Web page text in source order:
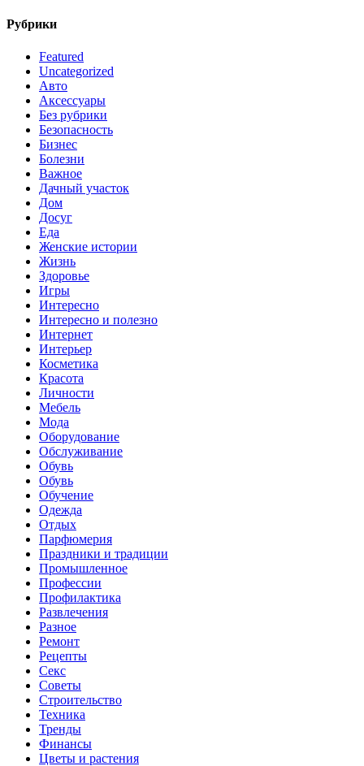
Рубрики
Featured
Uncategorized
Авто
Аксессуары
Без рубрики
Безопасность
Бизнес
Болезни
Важное
Дачный участок
Дом
Досуг
Еда
Женские истории
Жизнь
Здоровье
Игры
Интересно
Интересно и полезно
Интернет
Интерьер
Косметика
Красота
Личности
Мебель
Мода
Оборудование
Обслуживание
Обувь
Обувь
Обучение
Одежда
Отдых
Парфюмерия
Праздники и традиции
Промышленное
Профессии
Профилактика
Развлечения
Разное
Ремонт
Рецепты
Секс
Советы
Строительство
Техника
Тренды
Финансы
Цветы и растения